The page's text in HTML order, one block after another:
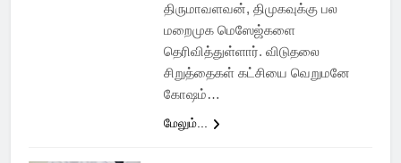
திருமாவளவன், திமுகவுக்கு பல
மறைமுக மெஸேஜ்களை
தெரிவித்துள்ளார். விடுதலை
சிறுத்தைகள் கட்சியை வெறுமனே
கோஷம்…
மேலும்...